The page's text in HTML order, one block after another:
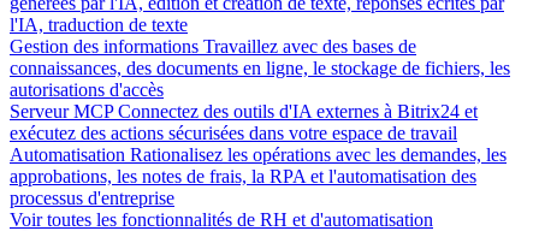
l'IA, traduction de texte
Gestion des informations Travaillez avec des bases de
connaissances, des documents en ligne, le stockage de fichiers, les
autorisations d'accès
Serveur MCP Connectez des outils d'IA externes à Bitrix24 et
exécutez des actions sécurisées dans votre espace de travail
Automatisation Rationalisez les opérations avec les demandes, les
approbations, les notes de frais, la RPA et l'automatisation des
processus d'entreprise
Voir toutes les fonctionnalités de RH et d'automatisation